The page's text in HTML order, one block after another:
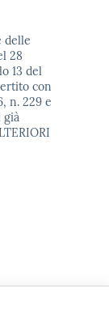
delle
28
13 del
con
n. 229 e
già